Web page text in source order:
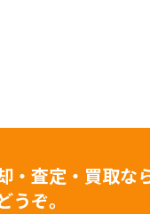
査定・買取なら
ぞ。